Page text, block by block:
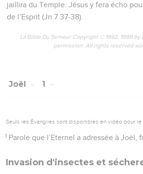
jaillira du Temple. Jésus y fera écho
de l’Esprit (Jn 7.37-38).
La Bible Du Semeur Copyright © 1992, 1999 by
permission. All rights reserved
Joël 1
Seuls les Évangiles sont disponibles en vidéo pour le
1 Parole que l’Eternel a adressée à Joël,
Invasion d'insectes et